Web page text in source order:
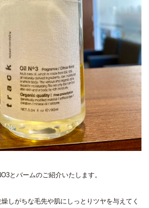
とバームのご紹介いたします。
しがちな毛先や肌にしっとりツヤを与えてく